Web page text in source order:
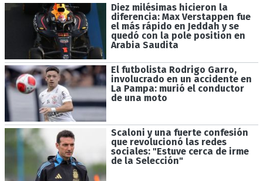
Diez milésimas hicieron la
diferencia: Max Verstappen fue
el más rápido en Jeddah y se
quedó con la pole position en
Arabia Saudita
El futbolista Rodrigo Garro,
involucrado en un accidente en
La Pampa: murió el conductor
de una moto
Scaloni y una fuerte confesión
que revolucionó las redes
sociales: "Estuve cerca de irme
de la Selección"